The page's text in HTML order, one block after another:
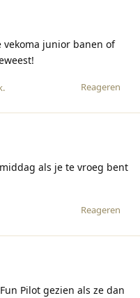
vekoma junior banen of
Reageren
.
als je te vroeg bent
Reageren
Pilot gezien als ze dan